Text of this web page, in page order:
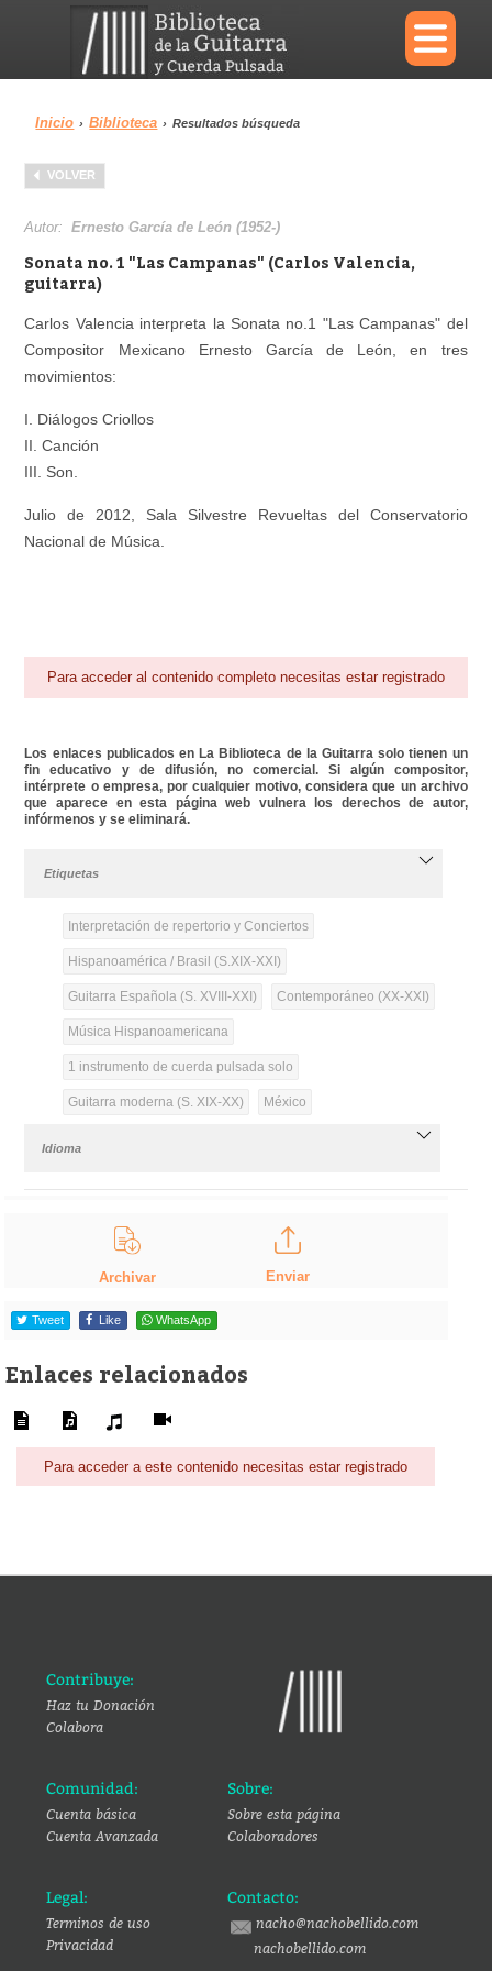
×
Menu
Biblioteca
Área personal Reproductor
Inicio › Biblioteca › Resultados búsqueda
VOLVER
Autor:Ernesto García de León (1952-)
Sonata no. 1 "Las Campanas" (Carlos Valencia,
guitarra)
Carlos Valencia interpreta la Sonata no.1 "Las Campanas" del
Compositor Mexicano Ernesto García de León, en tres
movimientos:
I. Diálogos Criollos
II. Canción
III. Son.
Julio de 2012, Sala Silvestre Revueltas del Conservatorio
Nacional de Música.
Para acceder al contenido completo necesitas estar registrado
Los enlaces publicados en La Biblioteca de la Guitarra solo tienen un
fin educativo y de difusión, no comercial. Si algún compositor,
intérprete o empresa, por cualquier motivo, considera que un archivo
que aparece en esta página web vulnera los derechos de autor,
infórmenos y se eliminará.
Etiquetas
Interpretación de repertorio y Conciertos
Hispanoamérica / Brasil (S.XIX-XXI)
Guitarra Española (S. XVIII-XXI) Contemporáneo (XX-XXI)
Música Hispanoamericana
1 instrumento de cuerda pulsada solo
Guitarra moderna (S. XIX-XX) México
Idioma
Archivar Enviar
Tweet Like WhatsApp
Enlaces relacionados
Para acceder a este contenido necesitas estar registrado
Contribuye:
Haz tu Donación
Colabora
Comunidad:
Cuenta básica
Cuenta Avanzada
Sobre:
Sobre esta página
Colaboradores
Legal:
Terminos de uso
Privacidad
Contacto:
nacho@nachobellido.com
nachobellido.com